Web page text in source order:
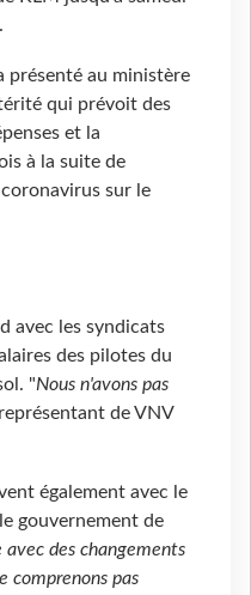
présenté au ministère
qui prévoit des
et la
à la suite de
sur le
avec les syndicats
des pilotes du
"Nous n'avons pas
de VNV
également avec le
gouvernement de
des changements
comprenons pas